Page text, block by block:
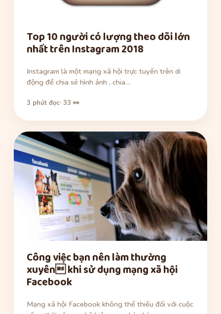
Top 10 người có lượng theo dõi lớn
nhất trên Instagram 2018
Instagram là một mạng xã hội trực tuyến trên di
động để chia sẻ hình ảnh , chia…
3 phút đọc· 33 👀
Công việc bạn nên làm thường
xuyên khi sử dụng mạng xã hội
Facebook
Mạng xã hội Facebook không thể thiếu đối với cuộc